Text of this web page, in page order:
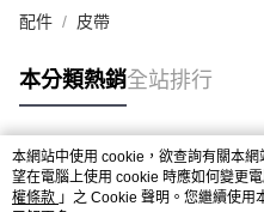
配件 皮帶
本分類熱銷全站排行
熱門標籤
本網站中使用 cookie，欲查詢有關本
望在電腦上使用 cookie 時應如何變更
權條款 」之 Cookie 聲明。您繼續使用